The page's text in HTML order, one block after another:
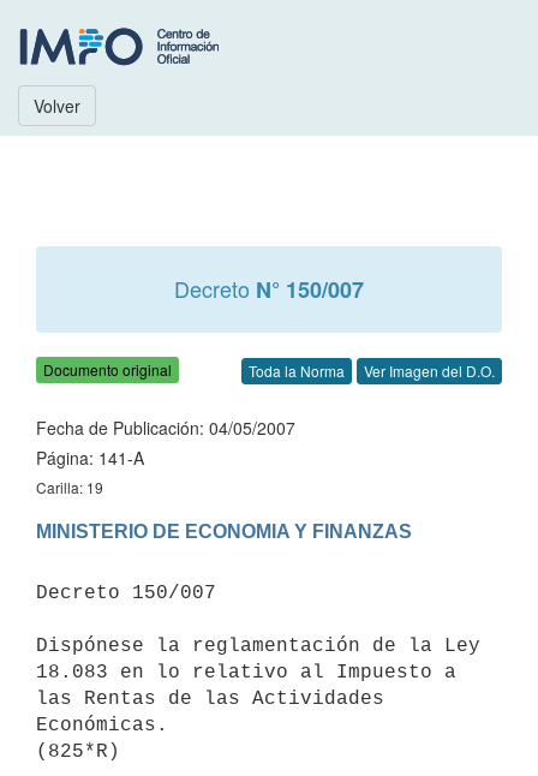
Volver
Decreto N° 150/007
Documento original Toda la Norma Ver Imagen del D.O.
Fecha de Publicación: 04/05/2007
Página: 141-A
Carilla: 19
Decreto 150/007
Dispónese la reglamentación de la Ley
18.083 en lo relativo al Impuesto a
las Rentas de las Actividades
Económicas.
(825*R)